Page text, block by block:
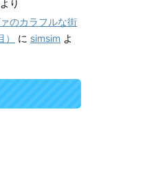
より
のカラフルな街
に simsim よ